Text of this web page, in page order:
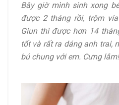
Bây giờ mình sinh xong
được 2 tháng rồi, trộm
Giun thì được hơn 14
tốt và rất ra dáng anh trai,
bú chung với em. Cưng lắm!